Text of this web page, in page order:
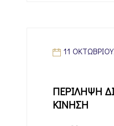
11
ΠΕΡΙΛΗΨΗ
ΚΙΝΗΣΗ